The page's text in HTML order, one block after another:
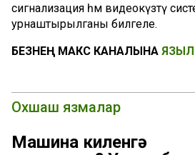
сигнализация һәм видеокүзәтү
урнаштырылганы билгеле.
БЕЗНЕҢ МАКС КАНАЛЫНА
Охшаш язмалар
Машина киленгә